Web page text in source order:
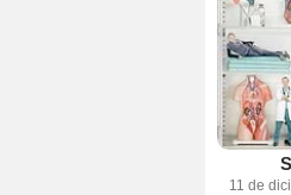
11 de